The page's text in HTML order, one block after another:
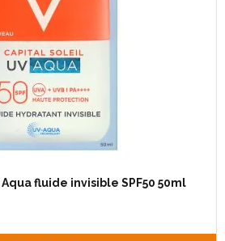
fluide invisible SPF50 50ml